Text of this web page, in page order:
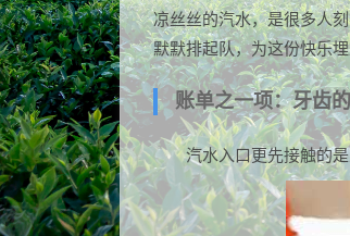
凉丝丝的汽水，是很多人
默默排起队，为这份快乐
账单之一项：牙齿
汽水入口更先接触的